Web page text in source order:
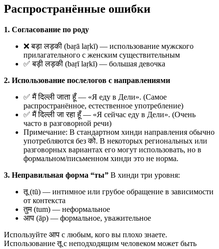
Распространённые ошибки
1. Согласование по роду
❌ बड़ा लड़की (baṛā laṛkī) — использование мужского
прилагательного с женским существительным
✅ बड़ी लड़की (baṛī laṛkī) — большая девочка
2. Использование послелогов с направлениями
✅ मैं दिल्ली जाता हूँ — «Я еду в Дели». (Самое
распространённое, естественное употребление)
✅ मैं दिल्ली जा रहा हूँ — «Я сейчас еду в Дели». (Очень
часто в разговорной речи)
Примечание: В стандартном хинди направления обычно
употребляются без को. В некоторых региональных или
разговорных вариантах его могут использовать, но в
формальном/письменном хинди это не норма.
3. Неправильная форма “ты” В хинди три уровня:
तू (tū) — интимное или грубое обращение в зависимости
от контекста
तुम (tum) — неформальное
आप (āp) — формальное, уважительное
Используйте आप с любым, кого вы плохо знаете.
Использование तू с неподходящим человеком может быть